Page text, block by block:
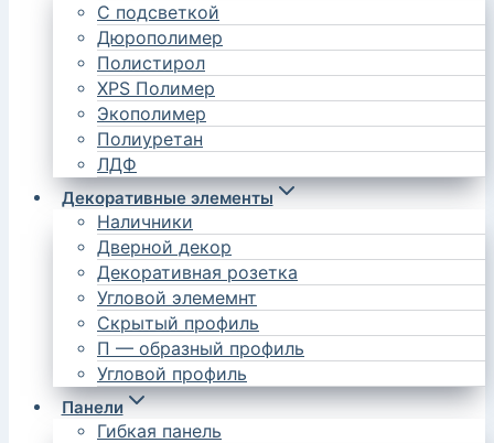
С подсветкой
Дюрополимер
Полистирол
XPS Полимер
Экополимер
Полиуретан
ЛДФ
Декоративные элементы
Наличники
Дверной декор
Декоративная розетка
Угловой элемемнт
Скрытый профиль
П — образный профиль
Угловой профиль
Панели
Гибкая панель